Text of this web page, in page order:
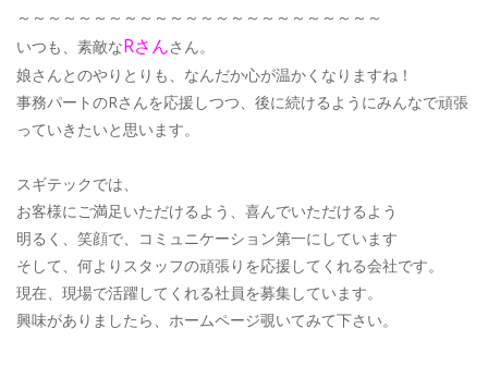
～～～～～～～～～～～～～～～～～～～～～～～～
いつも、素敵なRさんさん。
娘さんとのやりとりも、なんだか心が温かくなりますね！
事務パートのRさんを応援しつつ、後に続けるようにみんなで頑張
っていきたいと思います。
スギテックでは、
お客様にご満足いただけるよう、喜んでいただけるよう
明るく、笑顔で、コミュニケーション第一にしています
そして、何よりスタッフの頑張りを応援してくれる会社です。
現在、現場で活躍してくれる社員を募集しています。
興味がありましたら、ホームページ覗いてみて下さい。